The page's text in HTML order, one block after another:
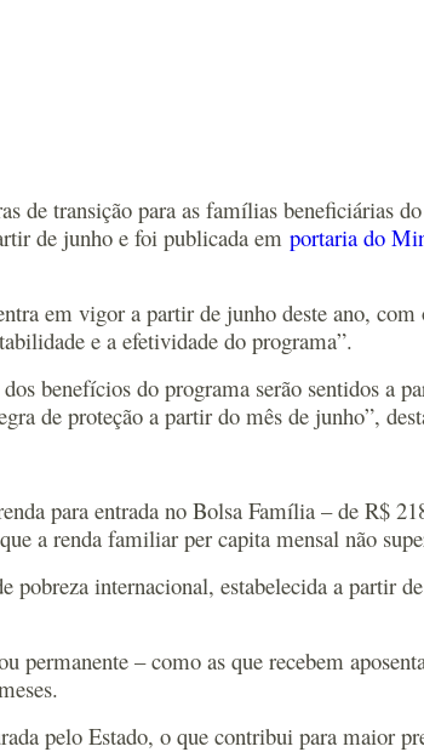
de transição para as famílias beneficiárias
de junho e foi publicada em portaria do
em vigor a partir de junho deste ano,
e a efetividade do programa”.
benefícios do programa serão sentidos a
de proteção a partir do mês de junho”,
para entrada no Bolsa Família – de R$
a renda familiar per capita mensal não
internacional, estabelecida a partir
permanente – como as que recebem
pelo Estado, o que contribui para